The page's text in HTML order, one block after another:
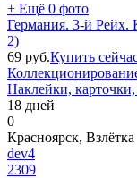
+ Ещё 0 фото
Германия. 3-й Рейх.
2)
69 руб.Купить
Наклейки,
18 дней
0
Красноярск, Взлётка
dev4
2309